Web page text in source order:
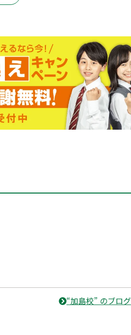
“加島校” のブロ